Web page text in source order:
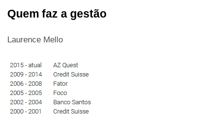
Quem faz a gestão
Laurence Mello